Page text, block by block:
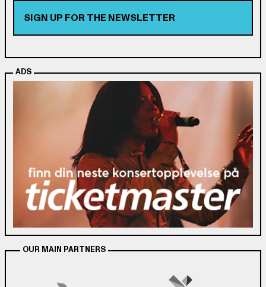
SIGN UP FOR THE NEWSLETTER
ADS
OUR MAIN PARTNERS